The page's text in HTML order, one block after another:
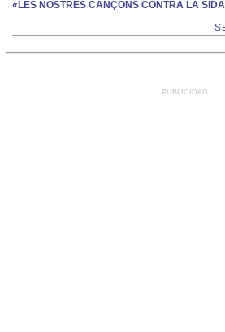
«LES NOSTRES CANÇONS CONTRA LA SIDA
PUBLICIDAD